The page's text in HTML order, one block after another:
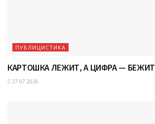
ПУБЛИЦИСТИКА
КАРТОШКА ЛЕЖИТ, А ЦИФРА — БЕЖИТ
27.07.2026